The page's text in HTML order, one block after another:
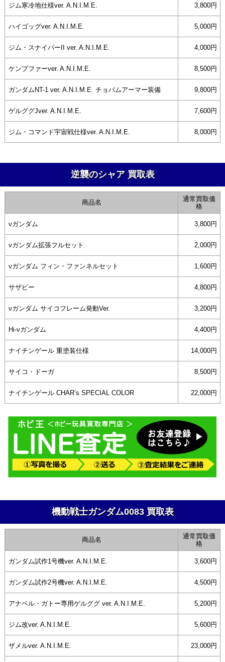
ジム寒冷地仕様ver. A.N.I.M.E. 3,800円
ハイゴッグver. A.N.I.M.E. 5,000円
ジム・スナイパーII ver. A.N.I.M.E. 4,000円
ケンプファーver. A.N.I.M.E. 8,500円
ガンダムNT-1 ver. A.N.I.M.E. チョバムアーマー装備 9,800円
ゲルググJver. A.N.I.M.E. 7,600円
ジム・コマンド宇宙戦仕様ver. A.N.I.M.E. 8,000円
逆襲のシャア 買取表
商品名
通常買取価
格
νガンダム 3,800円
νガンダム拡張フルセット 2,000円
νガンダム フィン・ファンネルセット 1,600円
サザビー 4,800円
νガンダム サイコフレーム発動Ver. 3,200円
Hi-νガンダム 4,400円
ナイチンゲール 重塗装仕様 14,000円
サイコ・ドーガ 8,500円
ナイチンゲール CHAR’s SPECIAL COLOR 22,000円
機動戦士ガンダム0083 買取表
商品名
通常買取価
格
ガンダム試作1号機ver. A.N.I.M.E. 3,600円
ガンダム試作2号機ver. A.N.I.M.E. 4,500円
アナベル・ガトー専用ゲルググ ver. A.N.I.M.E. 5,200円
ジム改ver. A.N.I.M.E. 5,600円
ザメルver. A.N.I.M.E. 23,000円